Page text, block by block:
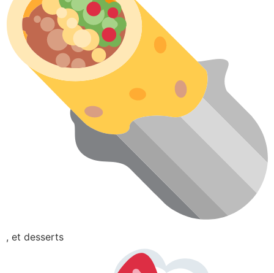
, et desserts